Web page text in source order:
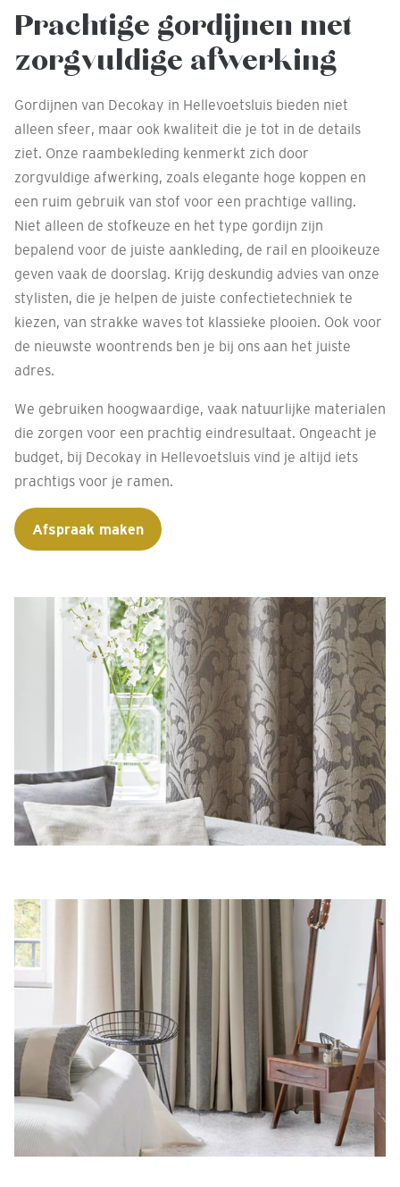
Prachtige gordijnen met
zorgvuldige afwerking
Gordijnen van Decokay in Hellevoetsluis bieden niet
alleen sfeer, maar ook kwaliteit die je tot in de details
ziet. Onze raambekleding kenmerkt zich door
zorgvuldige afwerking, zoals elegante hoge koppen en
een ruim gebruik van stof voor een prachtige valling.
Niet alleen de stofkeuze en het type gordijn zijn
bepalend voor de juiste aankleding, de rail en plooikeuze
geven vaak de doorslag. Krijg deskundig advies van onze
stylisten, die je helpen de juiste confectietechniek te
kiezen, van strakke waves tot klassieke plooien. Ook voor
de nieuwste woontrends ben je bij ons aan het juiste
adres.
We gebruiken hoogwaardige, vaak natuurlijke materialen
die zorgen voor een prachtig eindresultaat. Ongeacht je
budget, bij Decokay in Hellevoetsluis vind je altijd iets
prachtigs voor je ramen.
Afspraak maken